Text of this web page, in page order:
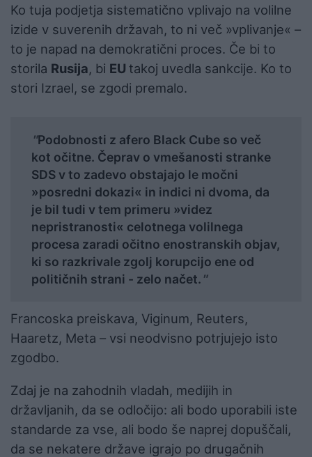
Ko tuja podjetja sistematično vplivajo na volilne
izide v suverenih državah, to ni več »vplivanje« –
to je napad na demokratični proces. Če bi to
storila Rusija, bi EU takoj uvedla sankcije. Ko to
stori Izrael, se zgodi premalo.
Podobnosti z afero Black Cube so več
kot očitne. Čeprav o vmešanosti stranke
SDS v to zadevo obstajajo le močni
»posredni dokazi« in indici ni dvoma, da
je bil tudi v tem primeru »videz
nepristranosti« celotnega volilnega
procesa zaradi očitno enostranskih objav,
ki so razkrivale zgolj korupcijo ene od
političnih strani - zelo načet.
Francoska preiskava, Viginum, Reuters,
Haaretz, Meta – vsi neodvisno potrjujejo isto
zgodbo.
Zdaj je na zahodnih vladah, medijih in
državljanih, da se odločijo: ali bodo uporabili iste
standarde za vse, ali bodo še naprej dopuščali,
da se nekatere države igrajo po drugačnih